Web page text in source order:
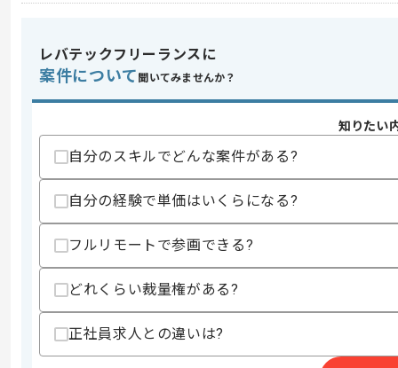
スキル
求めるスキル
・Salesforce管理及び設定実務経験(2年
・Salesforce Marketing Cloudの実務経
スキルに不安がある方へ
精算・お支払い
精算条件
レバテックフリーランスに
案件について 聞いてみませんか？
知りたい
自分のスキルでどんな案件がある?
自分の経験で単価はいくらになる?
フルリモートで参画できる?
どれくらい裁量権がある?
正社員求人との違いは?